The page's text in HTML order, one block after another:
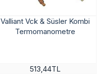
Valliant Vck & Süsler Kombi
Termomanometre
513,44TL